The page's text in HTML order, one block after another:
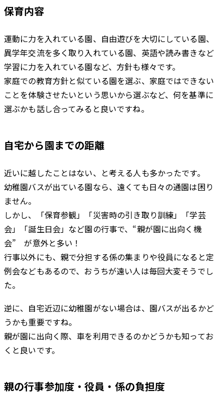
保育内容
運動に力を入れている園、自由遊びを大切にしている園、
異学年交流を多く取り入れている園、英語や読み書きなど
学習に力を入れている園など、方針も様々です。
家庭での教育方針と似ている園を選ぶ、家庭ではできない
ことを体験させたいという思いから選ぶなど、何を基準に
選ぶかも話し合ってみると良いですね。
自宅から園までの距離
近いに越したことはない、と考える人も多かったです。
幼稚園バスが出ている園なら、遠くても日々の通園は困り
ません。
しかし、「保育参観」「災害時の引き取り訓練」「学芸
会」「誕生日会」など園の行事で、“親が園に出向く機
会” が意外と多い！
行事以外にも、親で分担する係の集まりや役員になると定
例会などもあるので、おうちが遠い人は毎回大変そうでし
た。
逆に、自宅近辺に幼稚園がない場合は、園バスが出るかど
うかも重要ですね。
親が園に出向く際、車を利用できるのかどうかも知ってお
くと良いです。
親の行事参加度・役員・係の負担度